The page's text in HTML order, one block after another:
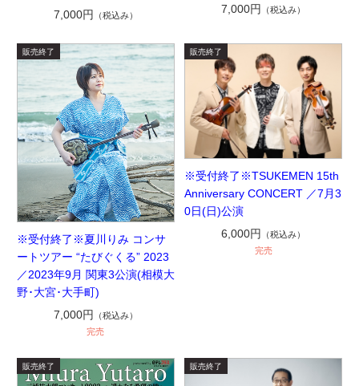
7,000円
（税込み）
7,000円
（税込み）
※受付終了※夏川りみ コンサ
ートツアー “たびぐくる” 2023
／2023年9月 関東3公演(相模大
野･大宮･大手町)
7,000円
（税込み）
完売
※受付終了※TSUKEMEN 15th
Anniversary CONCERT ／7月3
0日(日)公演
6,000円
（税込み）
完売